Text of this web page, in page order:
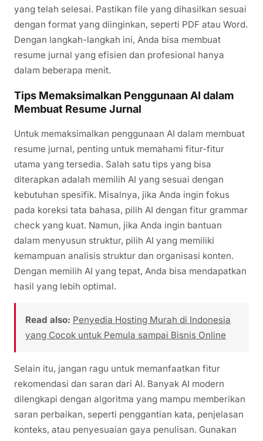
yang telah selesai. Pastikan file yang dihasilkan sesuai
dengan format yang diinginkan, seperti PDF atau Word.
Dengan langkah-langkah ini, Anda bisa membuat
resume jurnal yang efisien dan profesional hanya
dalam beberapa menit.
Tips Memaksimalkan Penggunaan AI dalam
Membuat Resume Jurnal
Untuk memaksimalkan penggunaan AI dalam membuat
resume jurnal, penting untuk memahami fitur-fitur
utama yang tersedia. Salah satu tips yang bisa
diterapkan adalah memilih AI yang sesuai dengan
kebutuhan spesifik. Misalnya, jika Anda ingin fokus
pada koreksi tata bahasa, pilih AI dengan fitur grammar
check yang kuat. Namun, jika Anda ingin bantuan
dalam menyusun struktur, pilih AI yang memiliki
kemampuan analisis struktur dan organisasi konten.
Dengan memilih AI yang tepat, Anda bisa mendapatkan
hasil yang lebih optimal.
Read also: Penyedia Hosting Murah di Indonesia
yang Cocok untuk Pemula sampai Bisnis Online
Selain itu, jangan ragu untuk memanfaatkan fitur
rekomendasi dan saran dari AI. Banyak AI modern
dilengkapi dengan algoritma yang mampu memberikan
saran perbaikan, seperti penggantian kata, penjelasan
konteks, atau penyesuaian gaya penulisan. Gunakan